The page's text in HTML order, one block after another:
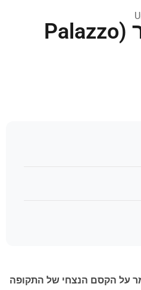
ארמון קאבור (Palazzo
על הקסם הנצחי של התקופה